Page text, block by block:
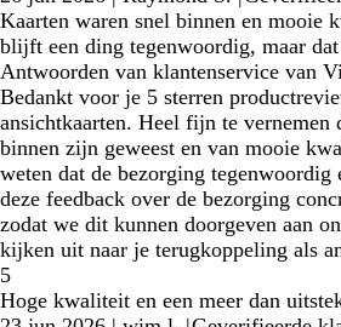
Kaarten waren snel binnen en mooie
blijft een ding tegenwoordig, maar
Antwoorden van klantenservice van
Bedankt voor je 5 sterren
ansichtkaarten. Heel fijn te vernemen
binnen zijn geweest en van mooie
weten dat de bezorging
deze feedback over de bezorging
zodat we dit kunnen doorgeven aan
kijken uit naar je terugkoppeling als
5
Hoge kwaliteit en een meer dan